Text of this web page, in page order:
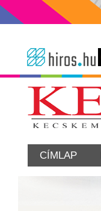
CÍMLAP